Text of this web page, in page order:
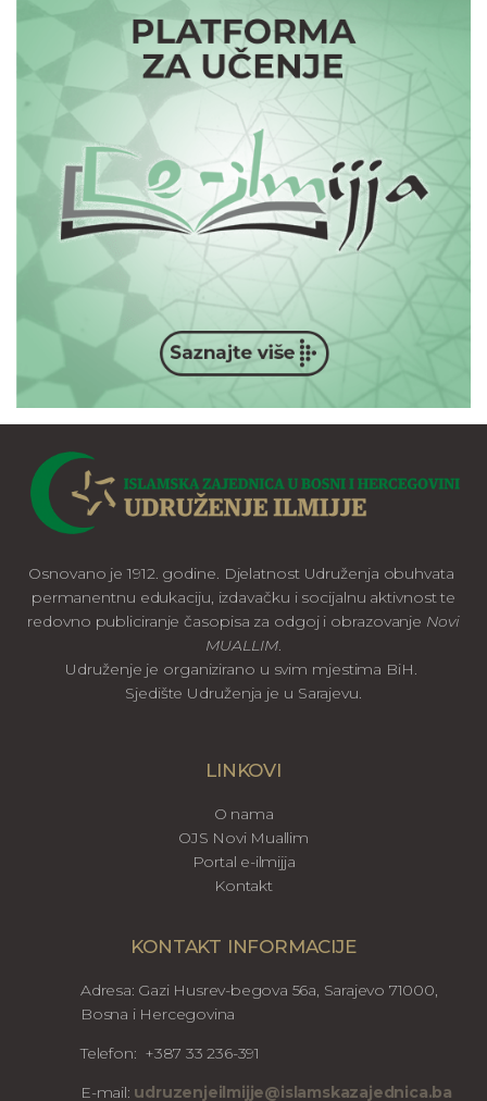
Osnovano je 1912. godine. Djelatnost Udruženja obuhvata
permanentnu edukaciju, izdavačku i socijalnu aktivnost te
redovno publiciranje časopisa za odgoj i obrazovanje Novi
MUALLIM.
Udruženje je organizirano u svim mjestima BiH.
Sjedište Udruženja je u Sarajevu.
LINKOVI
O nama
OJS Novi Muallim
Portal e-ilmijja
Kontakt
KONTAKT INFORMACIJE
Adresa: Gazi Husrev-begova 56a, Sarajevo 71000,
Bosna i Hercegovina
Telefon: +387 33 236-391
E-mail: udruzenjeilmijje@islamskazajednica.ba